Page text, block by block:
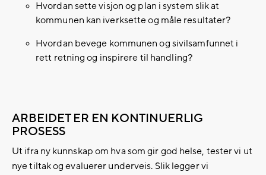
Hvordan sette visjon og plan i system slik at
kommunen kan iverksette og måle resultater?
Hvordan bevege kommunen og sivilsamfunnet i
rett retning og inspirere til handling?
ARBEIDET ER EN KONTINUERLIG
PROSESS
Ut ifra ny kunnskap om hva som gir god helse, tester vi ut
nye tiltak og evaluerer underveis. Slik legger vi